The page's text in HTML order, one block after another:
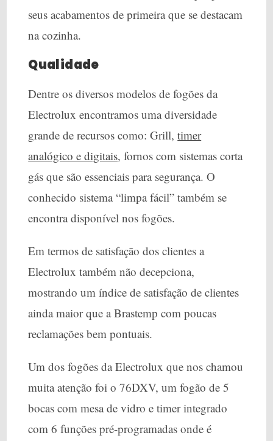
seus acabamentos de primeira que se destacam
na cozinha.
Qualidade
Dentre os diversos modelos de fogões da
Electrolux encontramos uma diversidade
grande de recursos como: Grill,timer
analógico e digitais, fornos com sistemas corta
gás que são essenciais para segurança. O
conhecido sistema “limpa fácil” também se
encontra disponível nos fogões.
Em termos de satisfação dos clientes a
Electrolux também não decepciona,
mostrando um índice de satisfação de clientes
ainda maior que a Brastemp com poucas
reclamações bem pontuais.
Um dos fogões da Electrolux que nos chamou
muita atenção foi o 76DXV, um fogão de 5
bocas com mesa de vidro e timer integrado
com 6 funções pré-programadas onde é